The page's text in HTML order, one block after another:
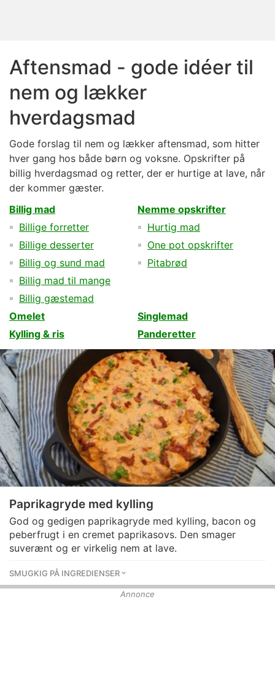
Aftensmad - gode idéer til
nem og lækker
hverdagsmad
Gode forslag til nem og lækker aftensmad, som hitter
hver gang hos både børn og voksne. Opskrifter på
billig hverdagsmad og retter, der er hurtige at lave, når
der kommer gæster.
Billig mad
Billige forretter
Billige desserter
Billig og sund mad
Billig mad til mange
Billig gæstemad
Nemme opskrifter
Hurtig mad
One pot opskrifter
Pitabrød
Omelet
Kylling & ris
Singlemad
Panderetter
Paprikagryde med kylling
God og gedigen paprikagryde med kylling, bacon og
peberfrugt i en cremet paprikasovs. Den smager
suverænt og er virkelig nem at lave.
SMUGKIG PÅ INGREDIENSER
Annonce